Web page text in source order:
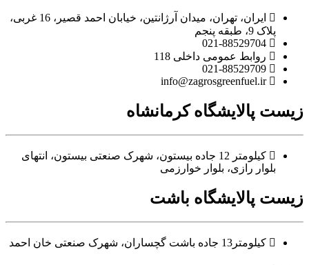
ایران، تهران، میدان آرژانتین، خیابان احمد قصیر، 16 غربی،
021-88529704
روابط عمومی داخلی 118
021-88529709
info@zagrosgreenfuel.ir​
کرمانشاه
کیلومتر 12 جاده بیستون، شهرک صنعتی بیستون، انتهای
رازی، بلوار خوارزمی
باشت
کیلومتر13 جاده باشت گچساران، شهرک صنعتی خان احمد